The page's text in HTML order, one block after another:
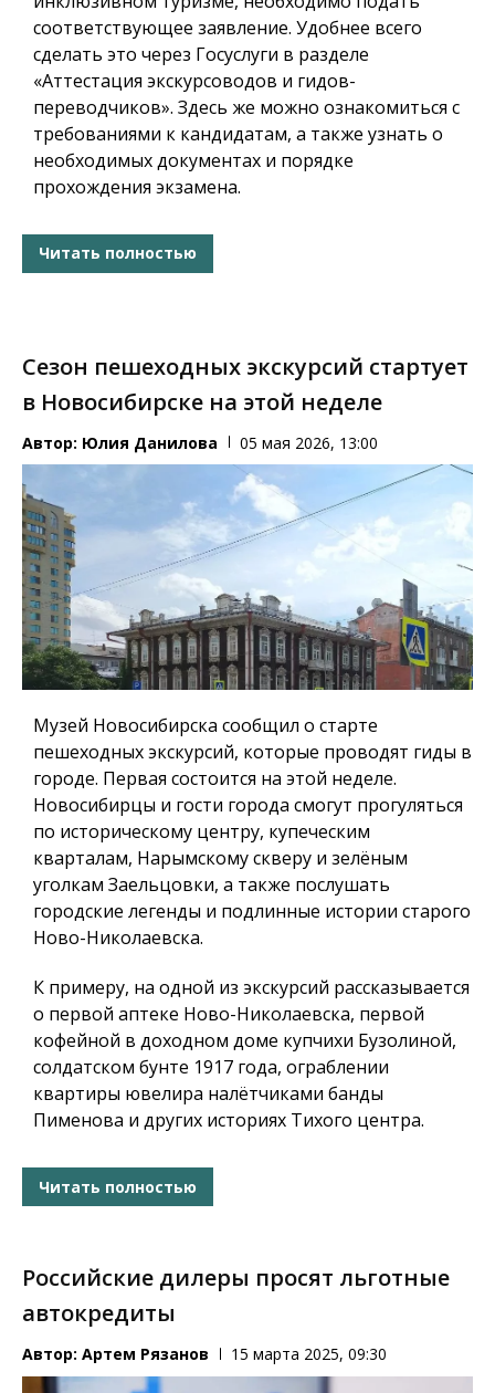
соответствующее заявление. Удобнее всего
сделать это через Госуслуги в разделе
«Аттестация экскурсоводов и гидов-
переводчиков». Здесь же можно ознакомиться с
требованиями к кандидатам, а также узнать о
необходимых документах и порядке
прохождения экзамена.
Читать полностью
Сезон пешеходных экскурсий стартует
в Новосибирске на этой неделе
Автор: Юлия Данилова 05 мая 2026, 13:00
Музей Новосибирска сообщил о старте
пешеходных экскурсий, которые проводят гиды в
городе. Первая состоится на этой неделе.
Новосибирцы и гости города смогут прогуляться
по историческому центру, купеческим
кварталам, Нарымскому скверу и зелёным
уголкам Заельцовки, а также послушать
городские легенды и подлинные истории старого
Ново-Николаевска.
К примеру, на одной из экскурсий рассказывается
о первой аптеке Ново-Николаевска, первой
кофейной в доходном доме купчихи Бузолиной,
солдатском бунте 1917 года, ограблении
квартиры ювелира налётчиками банды
Пименова и других историях Тихого центра.
Читать полностью
Российские дилеры просят льготные
автокредиты
Автор: Артем Рязанов 15 марта 2025, 09:30